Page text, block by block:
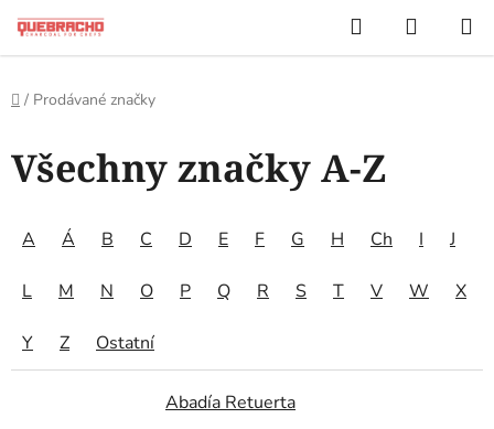
obsah
Hledat
KOŠÍK
Domů
/ Prodávané značky
Všechny značky A-Z
A Á B C D E F G H Ch I J
L M N O P Q R S T V W X
Y Z Ostatní
Abadía Retuerta